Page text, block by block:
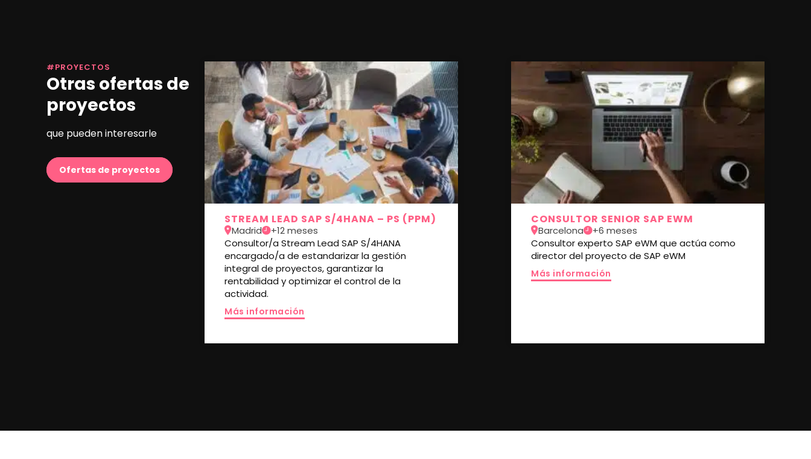
#PROYECTOS
Otras ofertas de
proyectos
que pueden interesarle
Ofertas de proyectos
STREAM LEAD SAP S/4HANA – PS (PPM)
Madrid
+12 meses
Consultor/a Stream Lead SAP S/4HANA
encargado/a de estandarizar la gestión
integral de proyectos, garantizar la
rentabilidad y optimizar el control de la
actividad.
Más información
CONSULTOR SENIOR SAP EWM
Barcelona
+6 meses
Consultor experto SAP eWM que actúa como
director del proyecto de SAP eWM
Más información